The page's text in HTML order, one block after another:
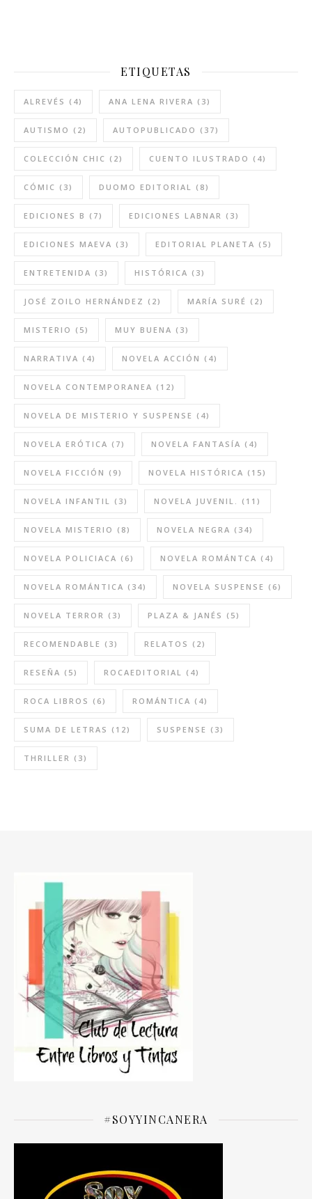
ETIQUETAS
ALREVÉS (4) ANA LENA RIVERA (3)
AUTISMO (2) AUTOPUBLICADO (37)
COLECCIÓN CHIC (2) CUENTO ILUSTRADO (4)
CÓMIC (3) DUOMO EDITORIAL (8)
EDICIONES B (7) EDICIONES LABNAR (3)
EDICIONES MAEVA (3) EDITORIAL PLANETA (5)
ENTRETENIDA (3) HISTÓRICA (3)
JOSÉ ZOILO HERNÁNDEZ (2) MARÍA SURÉ (2)
MISTERIO (5) MUY BUENA (3)
NARRATIVA (4) NOVELA ACCIÓN (4)
NOVELA CONTEMPORANEA (12)
NOVELA DE MISTERIO Y SUSPENSE (4)
NOVELA ERÓTICA (7) NOVELA FANTASÍA (4)
NOVELA FICCIÓN (9) NOVELA HISTÓRICA (15)
NOVELA INFANTIL (3) NOVELA JUVENIL. (11)
NOVELA MISTERIO (8) NOVELA NEGRA (34)
NOVELA POLICIACA (6) NOVELA ROMÁNTCA (4)
NOVELA ROMÁNTICA (34) NOVELA SUSPENSE (6)
NOVELA TERROR (3) PLAZA & JANÉS (5)
RECOMENDABLE (3) RELATOS (2)
RESEÑA (5) ROCAEDITORIAL (4)
ROCA LIBROS (6) ROMÁNTICA (4)
SUMA DE LETRAS (12) SUSPENSE (3)
THRILLER (3)
#SOYYINCANERA